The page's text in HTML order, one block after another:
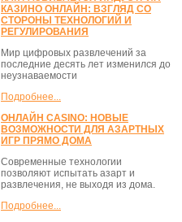
КАЗИНО ОНЛАЙН: ВЗГЛЯД СО
СТОРОНЫ ТЕХНОЛОГИЙ И
РЕГУЛИРОВАНИЯ
Мир цифровых развлечений за
последние десять лет изменился до
неузнаваемости
Подробнее...
ОНЛАЙН CASINO: НОВЫЕ
ВОЗМОЖНОСТИ ДЛЯ АЗАРТНЫХ
ИГР ПРЯМО ДОМА
Современные технологии
позволяют испытать азарт и
развлечения, не выходя из дома.
Подробнее...